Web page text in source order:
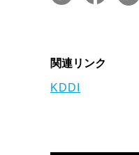
関連リンク
KDDI